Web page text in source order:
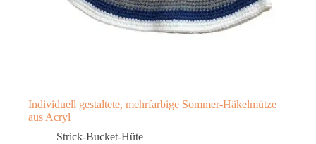
Individuell gestaltete, mehrfarbige Sommer-Häkelmütze
aus Acryl
Strick-Bucket-Hüte